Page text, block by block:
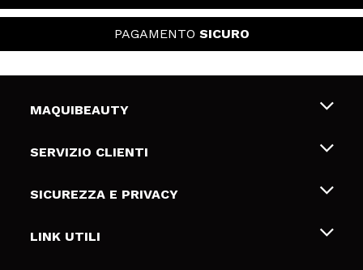
PAGAMENTO SICURO
MAQUIBEAUTY
Chi siamo
Gift Cards
SERVIZIO CLIENTI
Spedizioni & Resi
Metodi di pagamamento
SICUREZZA E PRIVACY
Termini e condizioni
LINK UTILI